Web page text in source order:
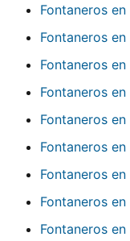
Fontaneros en
Fontaneros en
Fontaneros en
Fontaneros en
Fontaneros en
Fontaneros en
Fontaneros en
Fontaneros en
Fontaneros en